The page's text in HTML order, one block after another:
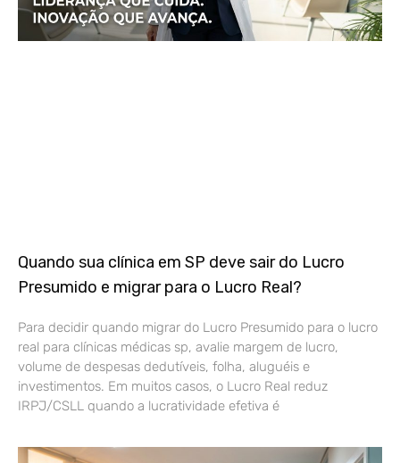
Quando sua clínica em SP deve sair do Lucro
Presumido e migrar para o Lucro Real?
Para decidir quando migrar do Lucro Presumido para o lucro
real para clínicas médicas sp, avalie margem de lucro,
volume de despesas dedutíveis, folha, aluguéis e
investimentos. Em muitos casos, o Lucro Real reduz
IRPJ/CSLL quando a lucratividade efetiva é